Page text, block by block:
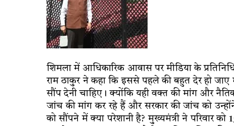
शिमला में आधिकारिक आवास पर मीडिया के
राम ठाकुर ने कहा कि इससे पहले की बहुत देर हो
सौंप देनी चाहिए। क्योंकि यही वक्त की मांग और
जांच की मांग कर रहे हैं और सरकार की जांच को
को सौंपने में क्या परेशानी है? मुख्यमंत्री ने परिवार